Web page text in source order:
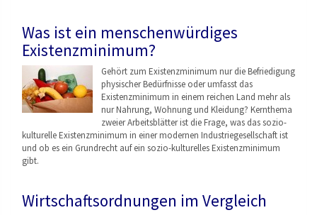
Was ist ein menschenwürdiges
Existenzminimum?
Gehört zum Existenzminimum nur die Befriedigung
physischer Bedürfnisse oder umfasst das
Existenzminimum in einem reichen Land mehr als
nur Nahrung, Wohnung und Kleidung? Kernthema
zweier Arbeitsblätter ist die Frage, was das sozio-
kulturelle Existenzminimum in einer modernen Industriegesellschaft ist
und ob es ein Grundrecht auf ein sozio-kulturelles Existenzminimum
gibt.
Wirtschaftsordnungen im Vergleich